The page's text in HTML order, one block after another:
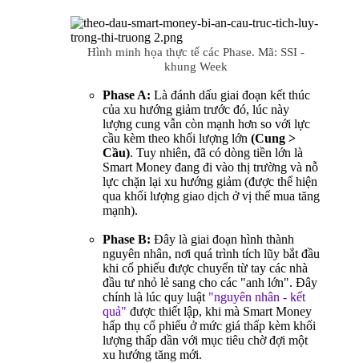
Hình minh họa thực tế các Phase. Mã: SSI -
khung Week
Phase A: Là đánh dấu giai đoạn kết thúc
của xu hướng giảm trước đó, lúc này
lượng cung vẫn còn mạnh hơn so với lực
cầu kèm theo khối lượng lớn (Cung >
Cầu). Tuy nhiên, đã có dòng tiền lớn là
Smart Money đang đi vào thị trường và nỗ
lực chặn lại xu hướng giảm (được thể hiện
qua khối lượng giao dịch ở vị thế mua tăng
mạnh).
Phase B: Đây là giai đoạn hình thành
nguyên nhân, nơi quá trình tích lũy bắt đầu
khi cổ phiếu được chuyển từ tay các nhà
đầu tư nhỏ lẻ sang cho các "anh lớn". Đây
chính là lúc quy luật "nguyên nhân - kết
quả" được thiết lập, khi mà Smart Money
hấp thụ cổ phiếu ở mức giá thấp kèm khối
lượng thấp dần với mục tiêu chờ đợi một
xu hướng tăng mới.